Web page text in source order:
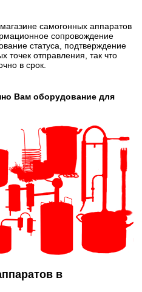
самогонных аппаратов
сопровождение
статуса, подтверждение
точек отправления, так что
в срок.
Вам оборудование для
в